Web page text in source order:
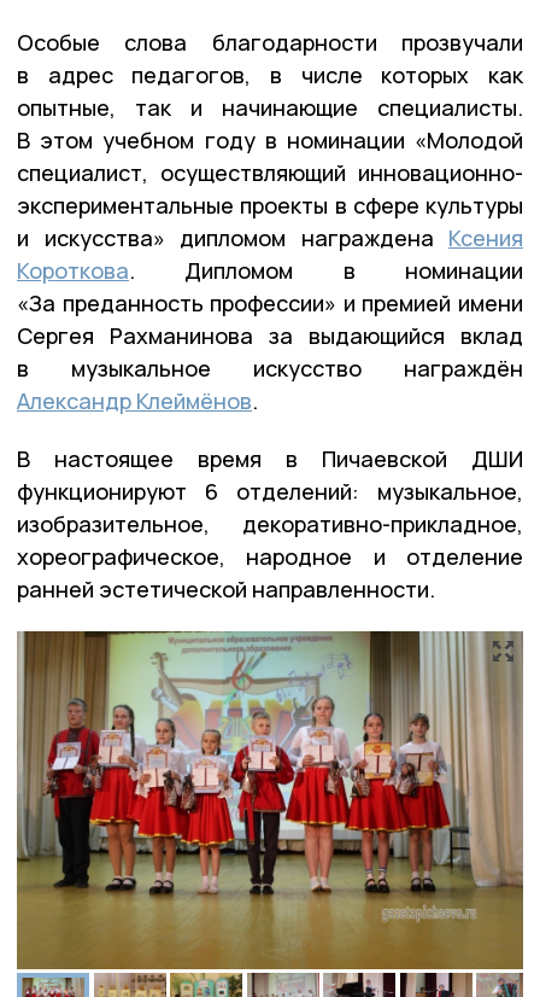
Особые слова благодарности прозвучали
в адрес педагогов, в числе которых как
опытные, так и начинающие специалисты.
В этом учебном году в номинации «Молодой
специалист, осуществляющий инновационно-
экспериментальные проекты в сфере культуры
и искусства» дипломом награждена Ксения
Короткова. Дипломом в номинации
«За преданность профессии» и премией имени
Сергея Рахманинова за выдающийся вклад
в музыкальное искусство награждён
Александр Клеймёнов.
В настоящее время в Пичаевской ДШИ
функционируют 6 отделений: музыкальное,
изобразительное, декоративно-прикладное,
хореографическое, народное и отделение
ранней эстетической направленности.